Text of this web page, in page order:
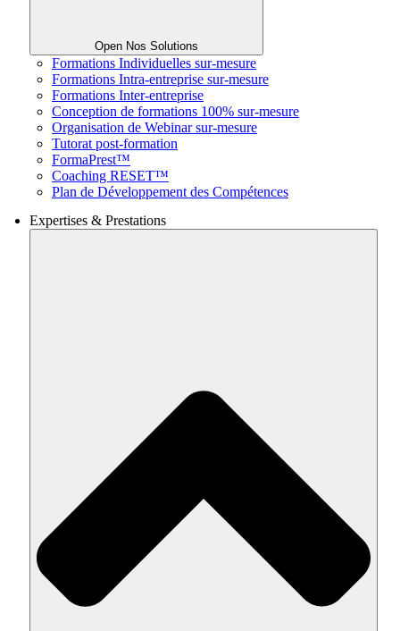
Open Nos Solutions
Formations Individuelles sur-mesure
Formations Intra-entreprise sur-mesure
Formations Inter-entreprise
Conception de formations 100% sur-mesure
Organisation de Webinar sur-mesure
Tutorat post-formation
FormaPrest™
Coaching RESET™
Plan de Développement des Compétences
Expertises & Prestations